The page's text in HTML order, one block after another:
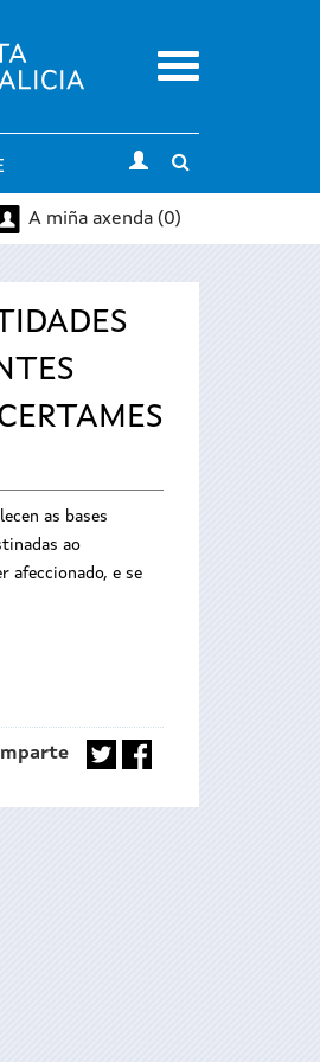
Menu
search
A miña axenda (0)
as bases
ao
afeccionado, e se